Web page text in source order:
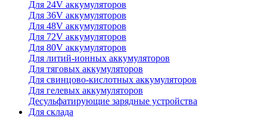
Для 24V аккумуляторов
Для 36V аккумуляторов
Для 48V аккумуляторов
Для 72V аккумуляторов
Для 80V аккумуляторов
Для литий-ионных аккумуляторов
Для тяговых аккумуляторов
Для свинцово-кислотных аккумуляторов
Для гелевых аккумуляторов
Десульфатирующие зарядные устройства
Для склада